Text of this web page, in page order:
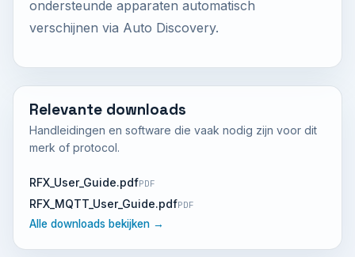
ondersteunde apparaten automatisch
verschijnen via Auto Discovery.
Relevante downloads
Handleidingen en software die vaak nodig zijn voor dit
merk of protocol.
RFX_User_Guide.pdfPDF
RFX_MQTT_User_Guide.pdfPDF
Alle downloads bekijken →